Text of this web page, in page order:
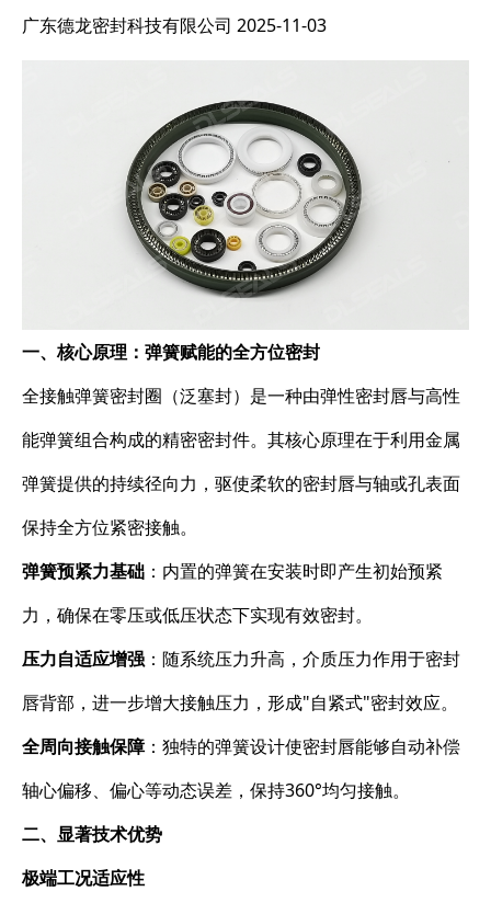
广东德龙密封科技有限公司 2025-11-03
一、核心原理：弹簧赋能的全方位密封
全接触弹簧密封圈（泛塞封）是一种由弹性密封唇与高性
能弹簧组合构成的精密密封件。其核心原理在于利用金属
弹簧提供的持续径向力，驱使柔软的密封唇与轴或孔表面
保持全方位紧密接触。
弹簧预紧力基础 ​：内置的弹簧在安装时即产生初始预紧
力，确保在零压或低压状态下实现有效密封。
压力自适应增强 ​：随系统压力升高，介质压力作用于密封
唇背部，进一步增大接触压力，形成"自紧式"密封效应。
全周向接触保障​：独特的弹簧设计使密封唇能够自动补偿
轴心偏移、偏心等动态误差，保持360°均匀接触。
二、显著技术优势
极端工况适应性